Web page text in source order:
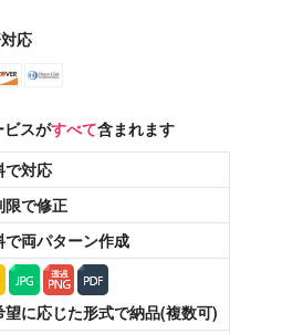
応
ビスがすべて含まれます
で対応
限で修正
で両パターン作成
望に応じた形式で納品(複数可)